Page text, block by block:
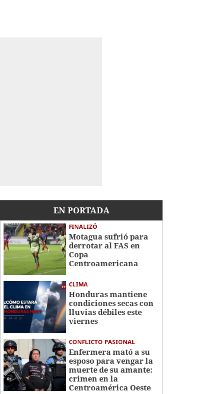
EN PORTADA
FINALIZÓ
Motagua sufrió para
derrotar al FAS en
Copa
Centroamericana
CLIMA
Honduras mantiene
condiciones secas con
lluvias débiles este
viernes
CONFLICTO PASIONAL
Enfermera mató a su
esposo para vengar la
muerte de su amante:
crimen en la
Centroamérica Oeste